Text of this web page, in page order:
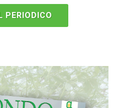
PERIODICO